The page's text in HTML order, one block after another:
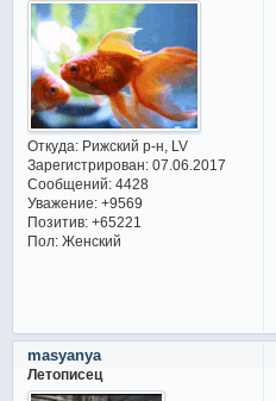
Откуда:Рижский р-н, LV
Зарегистрирован: 07.06.2017
Сообщений:4428
Уважение: +9569
Позитив: +65221
Пол:Женский
masyanya
Летописец